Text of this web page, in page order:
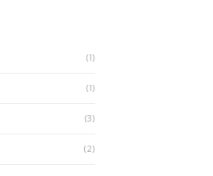
(1)
(1)
(3)
(2)